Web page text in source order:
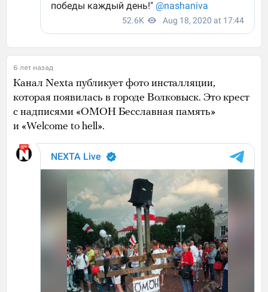
6 лет назад
Канал Nexta публикует фото инсталляции,
которая появилась в городе Волковыск. Это крест
с надписями «ОМОН Бесславная память»
и «Welcome to hell».